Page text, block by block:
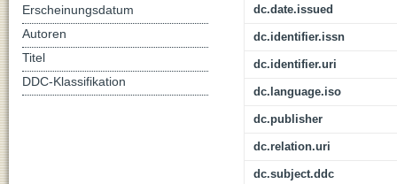
dc.date.issued
dc.identifier.issn
dc.identifier.uri
dc.language.iso
dc.publisher
dc.relation.uri
dc.subject.ddc
Erscheinungsdatum
Autoren
Titel
DDC-Klassifikation